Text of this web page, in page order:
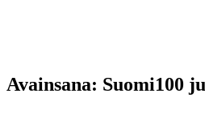
Avainsana: Suomi100